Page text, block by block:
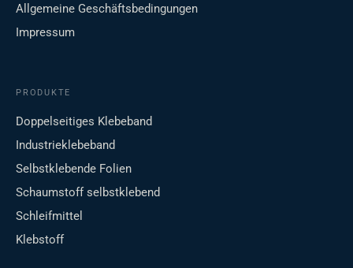
Allgemeine Geschäftsbedingungen
Impressum
PRODUKTE
Doppelseitiges Klebeband
Industrieklebeband
Selbstklebende Folien
Schaumstoff selbstklebend
Schleifmittel
Klebstoff